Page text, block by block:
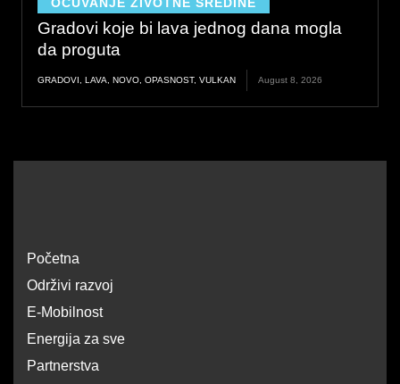
Gradovi koje bi lava jednog dana mogla
da proguta
GRADOVI LAVA NOVO OPASNOST, VULKAN August 8, 2026
Početna
Održivi razvoj
E-Mobilnost
Energija za sve
Partnerstva